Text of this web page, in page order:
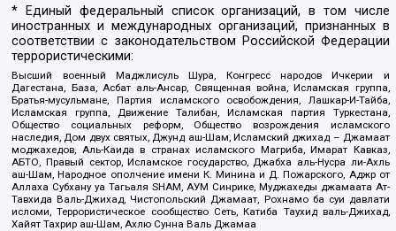
* Единый федеральный список организаций, в том числе
иностранных и международных организаций, признанных в
соответствии с законодательством Российской Федерации
террористическими:
Высший военный Маджлисуль Шура, Конгресс народов Ичкерии и
Дагестана, База, Асбат аль-Ансар, Священная война, Исламская группа,
Братья-мусульмане, Партия исламского освобождения, Лашкар-И-Тайба,
Исламская группа, Движение Талибан, Исламская партия Туркестана,
Общество социальных реформ, Общество возрождения исламского
наследия, Дом двух святых, Джунд аш-Шам, Исламский джихад – Джамаат
моджахедов, Аль-Каида в странах исламского Магриба, Имарат Кавказ,
АБТО, Правый сектор, Исламское государство, Джабха аль-Нусра ли-Ахль
аш-Шам, Народное ополчение имени К. Минина и Д. Пожарского, Аджр от
Аллаха Субхану уа Тагьаля SHAM, АУМ Синрике, Муджахеды джамаата Ат-
Тавхида Валь-Джихад, Чистопольский Джамаат, Рохнамо ба суи давлати
исломи, Террористическое сообщество Сеть, Катиба Таухид валь-Джихад,
Хайят Тахрир аш-Шам, Ахлю Сунна Валь Джамаа